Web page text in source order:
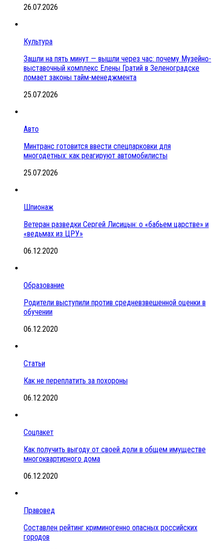
26.07.2026
Культура
Зашли на пять минут — вышли через час: почему Музейно-
выставочный комплекс Елены Гратий в Зеленоградске
ломает законы тайм-менеджмента
25.07.2026
Авто
Минтранс готовится ввести спецпарковки для
многодетных: как реагируют автомобилисты
25.07.2026
Шпионаж
Ветеран разведки Сергей Лисицын: о «бабьем царстве» и
«ведьмах из ЦРУ»
06.12.2020
Образование
Родители выступили против средневзвешенной оценки в
обучении
06.12.2020
Статьи
Как не переплатить за похороны
06.12.2020
Соцпакет
Как получить выгоду от своей доли в общем имуществе
многоквартирного дома
06.12.2020
Правовед
Составлен рейтинг криминогенно опасных российских
городов